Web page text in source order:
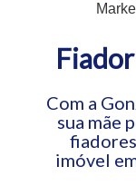
Com a
sua mãe
imóvel